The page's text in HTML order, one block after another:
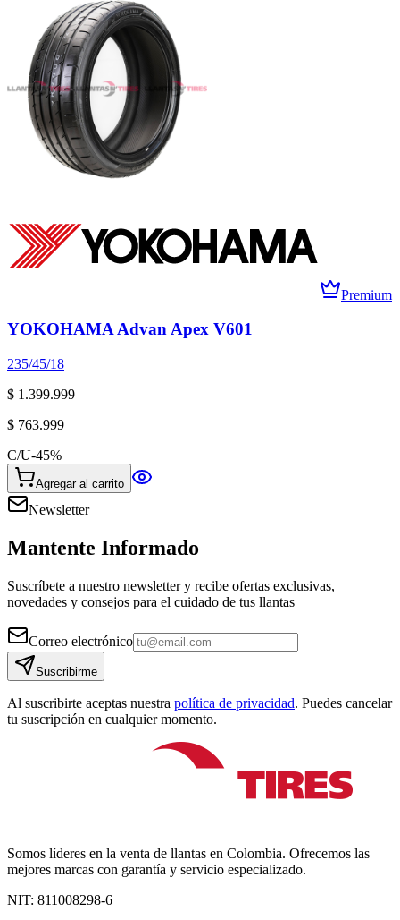
Premium
YOKOHAMA Advan Apex V601
235/45/18
$ 1.399.999
$ 763.999
C/U-45%
Agregar al carrito
Newsletter
Mantente Informado
Suscríbete a nuestro newsletter y recibe ofertas exclusivas,
novedades y consejos para el cuidado de tus llantas
Correo electrónico
Suscribirme
Al suscribirte aceptas nuestra política de privacidad. Puedes cancelar
tu suscripción en cualquier momento.
Somos líderes en la venta de llantas en Colombia. Ofrecemos las
mejores marcas con garantía y servicio especializado.
NIT: 811008298-6